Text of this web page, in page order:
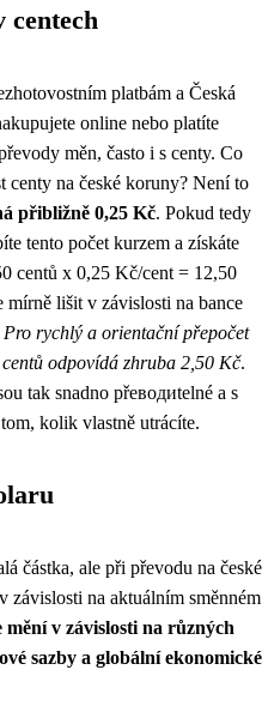
centech
platbám a Česká
online nebo platíte
měn, často i s centy. Co
centy na české koruny? Není to
přibližně 0,25 Kč. Pokud tedy
tento počet kurzem a získáte
centů x 0,25 Kč/cent = 12,50
mírně lišit v závislosti na bance
Pro rychlý a orientační přepočet
odpovídá zhruba 2,50 Kč.
tak snadno přeводиtelné a s
kolik vlastně utrácíte.
částka, ale při převodu na české
závislosti na aktuálním směnném
mění v závislosti na různých
sazby a globální ekonomické